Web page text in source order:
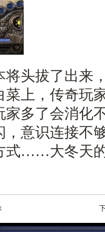
头拔了出来
上，传奇玩
多了会消化
意识连接不
式……大冬天